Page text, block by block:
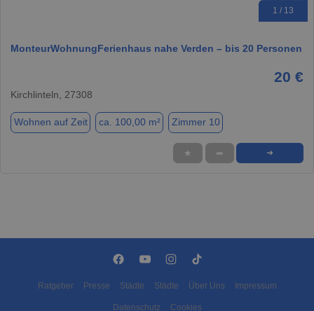
1 / 13
MonteurWohnungFerienhaus nahe Verden – bis 20 Personen
20 €
Kirchlinteln, 27308
Wohnen auf Zeit ca. 100,00 m² Zimmer 10
★ ➦ ➜
Ratgeber Presse Städte Städte Über Uns Impressum
Datenschutz Cookies